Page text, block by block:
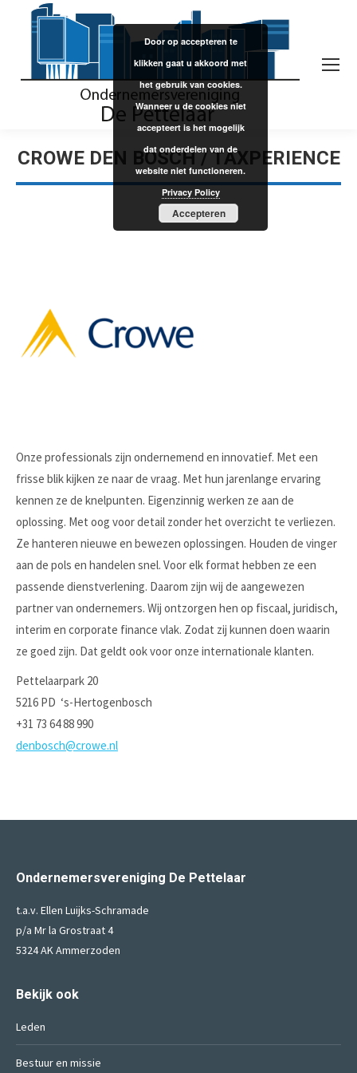
CROWE DEN BOSCH / TAXPERIENCE
Onze professionals zijn ondernemend en innovatief. Met een
frisse blik kijken ze naar de vraag. Met hun jarenlange ervaring
kennen ze de knelpunten. Eigenzinnig werken ze aan de
oplossing. Met oog voor detail zonder het overzicht te verliezen.
Ze hanteren nieuwe en bewezen oplossingen. Houden de vinger
aan de pols en handelen snel. Voor elk format hebben ze een
passende dienstverlening. Daarom zijn wij de aangewezen
partner van ondernemers. Wij ontzorgen hen op fiscaal, juridisch,
interim en corporate finance vlak. Zodat zij kunnen doen waarin
ze goed zijn. Dat geldt ook voor onze internationale klanten.
Pettelaarpark 20
5216 PD ‘s-Hertogenbosch
+31 73 64 88 990
denbosch@crowe.nl
Ondernemersvereniging De Pettelaar
t.a.v. Ellen Luijks-Schramade
p/a Mr la Grostraat 4
5324 AK Ammerzoden
Bekijk ook
Leden
Bestuur en missie
Door op accepteren te
klikken gaat u akkoord met
het gebruik van cookies.
Wanneer u de cookies niet
accepteert is het mogelijk
dat onderdelen van de
website niet functioneren.
Privacy Policy
Accepteren